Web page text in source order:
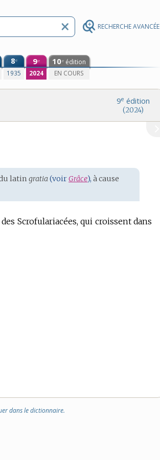
RECHERCHE AVANCÉE
8e
1935
9e
2024
10e édition
EN COURS
9e édition
(2024)
latin gratia(voirGrâce), à cause
Scrofulariacées, qui croissent dans
dans le dictionnaire.